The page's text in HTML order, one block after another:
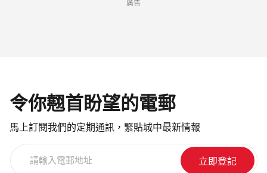
廣告
令你翹首盼望的電郵
馬上訂閱我們的定期通訊，緊貼城中最新情報